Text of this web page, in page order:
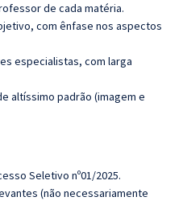
de cada matéria.
com ênfase nos aspectos
especialistas, com larga
altíssimo padrão (imagem e
Seletivo nº01/2025.
(não necessariamente